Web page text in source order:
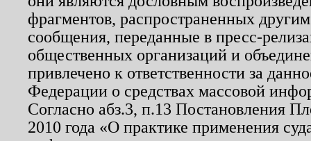
фрагментов, распространенных
сообщения, переданные в пресс-
общественных организаций и
привлечено к ответственности за
Федерации о средствах массовой
Согласно абз.3, п.13 Постановления
2010 года «О практике применения